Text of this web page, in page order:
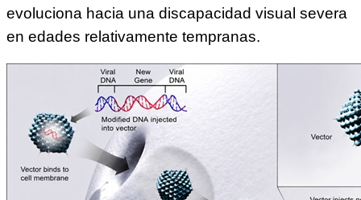
evoluciona hacia una discapacidad visual severa
en edades relativamente tempranas.